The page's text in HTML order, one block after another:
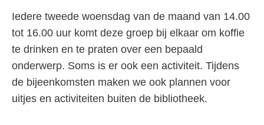
Iedere tweede woensdag van de maand van 14.00
tot 16.00 uur komt deze groep bij elkaar om koffie
te drinken en te praten over een bepaald
onderwerp. Soms is er ook een activiteit. Tijdens
de bijeenkomsten maken we ook plannen voor
uitjes en activiteiten buiten de bibliotheek.